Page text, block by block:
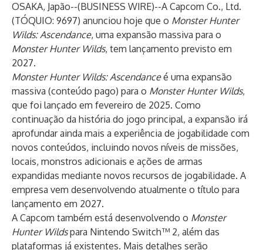
OSAKA, Japão--(BUSINESS WIRE)--A Capcom Co., Ltd.
(TÓQUIO: 9697) anunciou hoje que o Monster Hunter
Wilds: Ascendance, uma expansão massiva para o
Monster Hunter Wilds, tem lançamento previsto em
2027.
Monster Hunter Wilds: Ascendanceé uma expansão
massiva (conteúdo pago) para o Monster Hunter Wilds,
que foi lançado em fevereiro de 2025. Como
continuação da história do jogo principal, a expansão irá
aprofundar ainda mais a experiência de jogabilidade com
novos conteúdos, incluindo novos níveis de missões,
locais, monstros adicionais e ações de armas
expandidas mediante novos recursos de jogabilidade. A
empresa vem desenvolvendo atualmente o título para
lançamento em 2027.
A Capcom também está desenvolvendo o Monster
Hunter Wildspara Nintendo Switch™ 2, além das
plataformas já existentes. Mais detalhes serão